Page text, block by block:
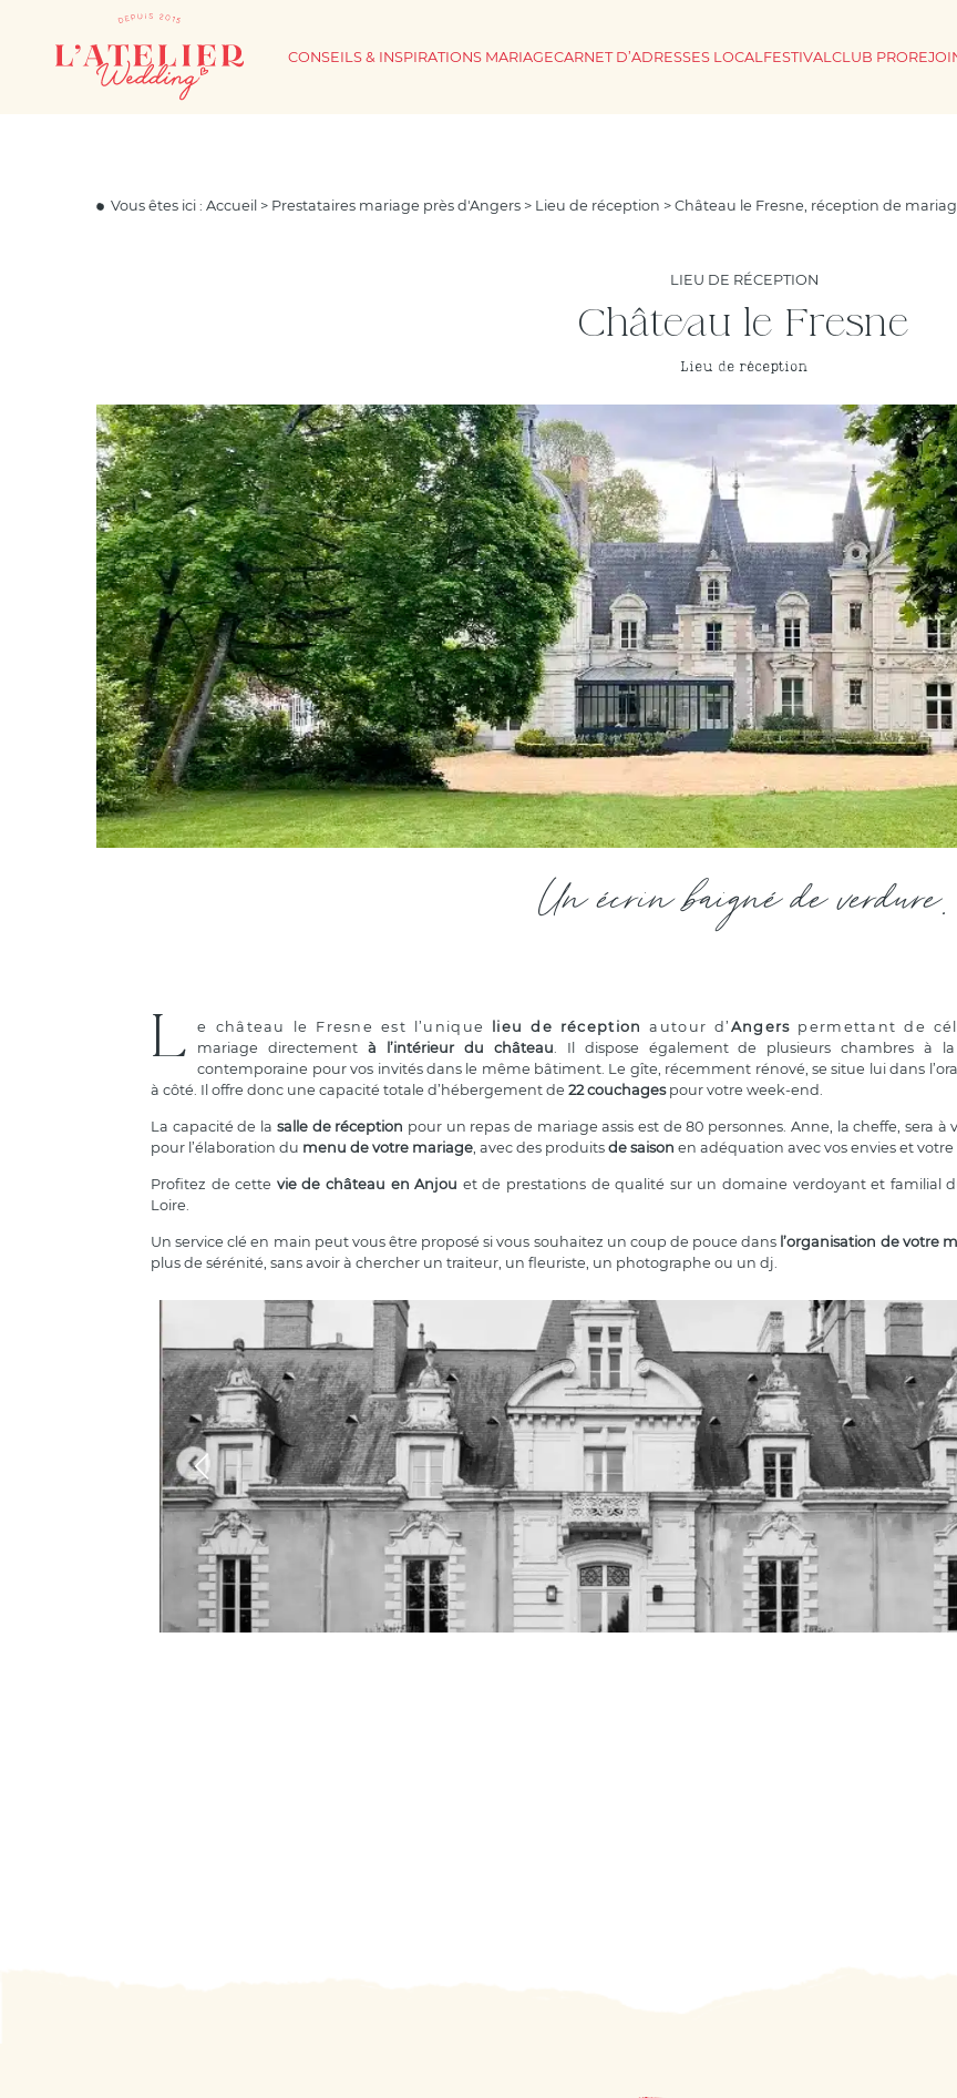
CONSEILS & INSPIRATIONS MARIAGECARNET D’ADRESSES LOCALFESTIVALCLUB PRO
Vous êtes ici :Accueil > Prestataires mariage près d'Angers > Lieu de réception > Château le Fresne, réception de
LIEU DE RÉCEPTION
Château le Fresne
Lieu de réception
Un écrin baigné de verdure.
L e château le Fresne est l’unique lieu de réception autour d’ Angers permettant de
mariage directementà l’intérieur du château. Il dispose également de plusieurs chambres à la
contemporaine pour vos invités dans le même bâtiment. Le gîte, récemment rénové, se situe lui dans
à côté. Il offre donc une capacité totale d’hébergement de22 couchagespour votre week-end.
La capacité de la salle de réception pour un repas de mariage assis est de 80 personnes. Anne, la cheffe, sera à
pour l’élaboration du menu de votre mariage, avec des produitsde saison en adéquation avec vos envies et
Profitez de cette vie de château en Anjou et de prestations de qualité sur un domaine verdoyant et familial
Loire.
Un service clé en main peut vous être proposé si vous souhaitez un coup de pouce dans l’organisation de votre
plus de sérénité, sans avoir à chercher un traiteur, un fleuriste, un photographe ou un dj.